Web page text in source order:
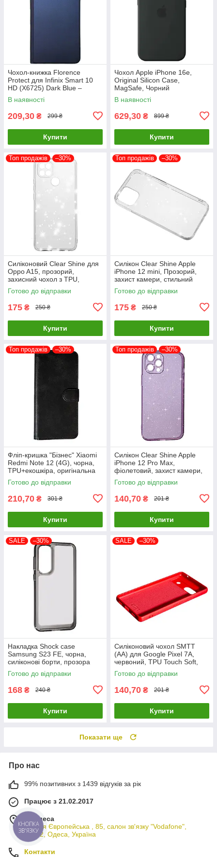
Чохол-книжка Florence
Protect для Infinix Smart 10
HD (X6725) Dark Blue –
стильний та надійний захист
смартфона з магнітно
В наявності
209,30 ₴ 299 ₴
Купити
Чохол Apple iPhone 16e,
Original Silicon Case,
MagSafe, Чорний
В наявності
629,30 ₴ 899 ₴
Купити
Топ продажів –30%
Силіконовий Clear Shine для
Oppo A15, прозорий,
захисний чохол з TPU,
оригінальний стиль
Готово до відправки
175 ₴ 250 ₴
Купити
Топ продажів –30%
Силікон Clear Shine Apple
iPhone 12 mini, Прозорий,
захист камери, стильний
дизайн
Готово до відправки
175 ₴ 250 ₴
Купити
Топ продажів –30%
Фліп-кришка "Бізнес" Xiaomi
Redmi Note 12 (4G), чорна,
TPU+екошкіра, оригінальна
Готово до відправки
210,70 ₴ 301 ₴
Купити
Топ продажів –30%
Силікон Clear Shine Apple
iPhone 12 Pro Max,
фіолетовий, захист камери,
високоякісний матеріал
Готово до відправки
140,70 ₴ 201 ₴
Купити
SALE –30%
Накладка Shock case
Samsung S23 FE, чорна,
силіконові борти, прозора
задня кришка
Готово до відправки
168 ₴ 240 ₴
Купити
SALE –30%
Силіконовий чохол SMTT
(AA) для Google Pixel 7A,
червоний, TPU Touch Soft,
оригінальний чохол для
захисту смартфона
Готово до відправки
140,70 ₴ 201 ₴
Купити
Показати ще
Про нас
99% позитивних з 1439 відгуків за рік
Працює з 21.02.2017
м. Одеса
вулиця Європейська , 85, салон зв'язку "Vodafone",
65012, Одеса, Україна
Контакти